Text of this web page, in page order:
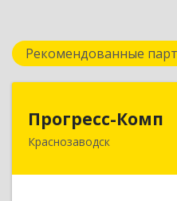
Рекомендованные
Прогресс-Комп
Краснозаводск
141321, Московская